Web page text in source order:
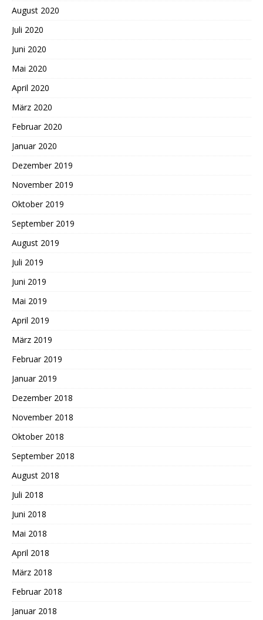
August 2020
Juli 2020
Juni 2020
Mai 2020
April 2020
März 2020
Februar 2020
Januar 2020
Dezember 2019
November 2019
Oktober 2019
September 2019
August 2019
Juli 2019
Juni 2019
Mai 2019
April 2019
März 2019
Februar 2019
Januar 2019
Dezember 2018
November 2018
Oktober 2018
September 2018
August 2018
Juli 2018
Juni 2018
Mai 2018
April 2018
März 2018
Februar 2018
Januar 2018